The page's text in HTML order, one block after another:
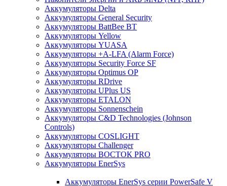
Аккумуляторы Delta
Аккумуляторы General Security
Аккумуляторы BattBee BT
Аккумуляторы Yellow
Аккумуляторы YUASA
Аккумуляторы +A-LFA (Alarm Force)
Аккумуляторы Security Force SF
Аккумуляторы Optimus OP
Аккумуляторы RDrive
Аккумуляторы UPlus US
Аккумуляторы ETALON
Аккумуляторы Sonnenschein
Аккумуляторы С&D Technologies (Johnson
Controls)
Аккумуляторы COSLIGHT
Аккумуляторы Challenger
Аккумуляторы ВОСТОК PRO
Аккумуляторы EnerSys
Аккумуляторы EnerSys серии PowerSafe V